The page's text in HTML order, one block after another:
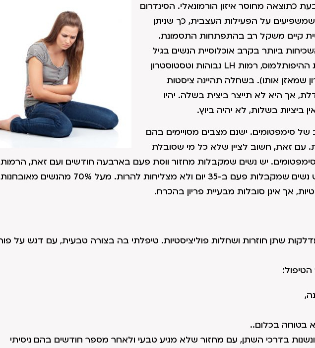
כתוצאה מחוסר איזון הורמונאלי. הסינדרום
שמשפיעים על הפעילות העצבית, כך שניתן
קיים משקל רב בהתפתחות התסמונת.
ביותר בקרב אוכלוסיית הנשים בגיל
הפריון. מדובר על חוסר איזון בבלוטת ההיפותלמוס, רמות LH גבוהות וטסטוסטרון
שמאזן אותו). בשחלה תהיינה ציסטות
אך היא לא תייצר ביצית בשלה. יהיו
ביציות בשלות, לא יהיה ביוץ.
של סימפטומים. ישנם מצבים מסויימים בהם
עם זאת, חשוב לציין שלא כל מי שסובלת
יש נשים שמקבלות מחזור ווסת פעם בארבעה חודשים ועם זאת, הרמות
ההורמונליות שלהן תקינות. לעומתן יש נשים שמקבלות פעם ב-35 יום ולא מצליחות להרות. מעל 70%
אך אינן סובלות מבעיית פריון בהכרח.
שתן חוזרות ושחלות פוליציסטיות. טיפלתי בה בצורה טבעית, עם דגש על
בטוחה בכלום..
בדרכי השתן, עם מחזור שלא מגיע טבעי ולאחר מספר חודשים בהם ניסיתי